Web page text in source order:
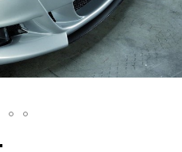
+7 985 364 2044
времени:
сетях: